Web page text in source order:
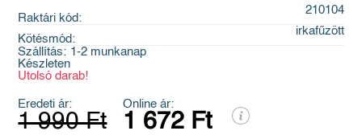
Raktári kód:
210104
Kötésmód:
irkafűzött
Szállítás: 1-2 munkanap
Készleten
Utolsó darab!
Eredeti ár:
1 990 Ft
Online ár:
1 672 Ft